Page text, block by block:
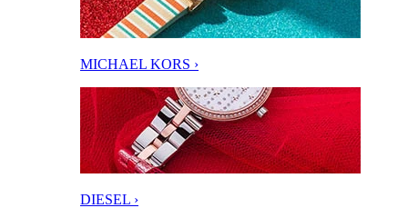
MICHAEL KORS ›
DIESEL ›